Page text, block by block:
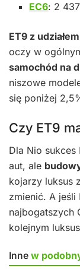
EC6: 2
ET9 z
oczy w
samochód na
niszowe
się poniżej
Czy ET9
Dla Nio
aut, ale
kojarzy luksus
zmienić. A jeśli
najbogatszych
kolejnym
Inne w